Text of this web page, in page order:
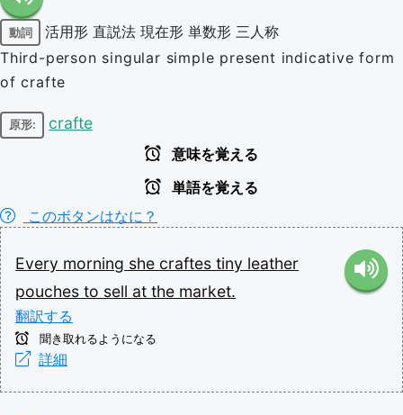
動詞 活用形 直説法 現在形 単数形 三人称
Third-person singular simple present indicative form
of crafte
原形: crafte
意味を覚える
単語を覚える
このボタンはなに？
Every morning she craftes tiny leather
pouches to sell at the market.
翻訳する
聞き取れるようになる
詳細